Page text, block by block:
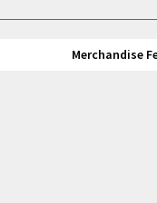
Merchandise